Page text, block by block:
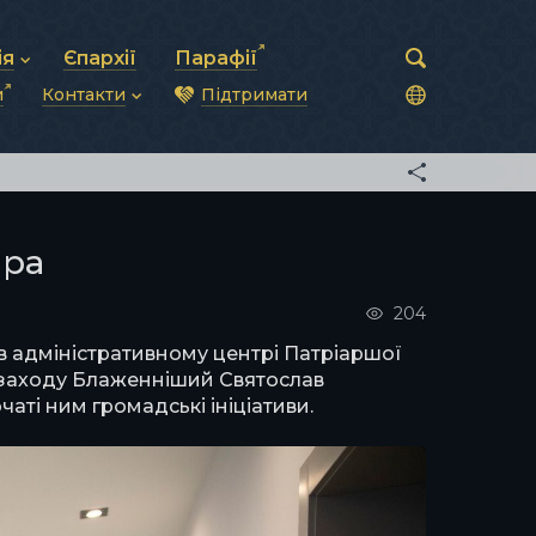
рада
та комунікації
Єпархії Парафії
Контакти
Синоди Єпископів
Підтримати
204
центрі Патріаршої
заходу Блаженніший Святослав
ним громадські ініціативи.